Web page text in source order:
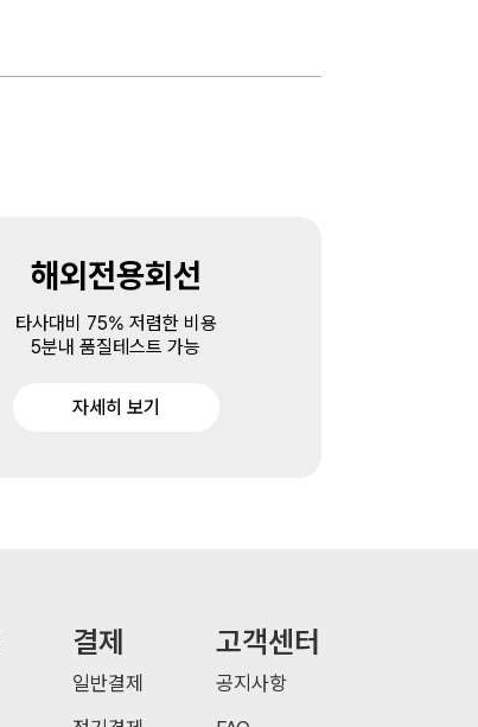
해외전용회선
타사대비 75% 저렴한 비용
5분내 품질테스트 가능
자세히 보기
결제
일반결제
고객센터
공지사항